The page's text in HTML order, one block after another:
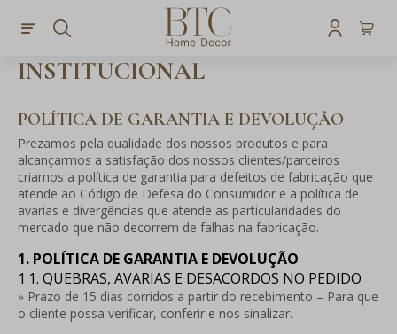
INSTITUCIONAL
POLÍTICA DE GARANTIA E DEVOLUÇÃO
Prezamos pela qualidade dos nossos produtos e para
alcançarmos a satisfação dos nossos clientes/parceiros
criamos a política de garantia para defeitos de fabricação que
atende ao Código de Defesa do Consumidor e a política de
avarias e divergências que atende as particularidades do
mercado que não decorrem de falhas na fabricação.
1. POLÍTICA DE GARANTIA E DEVOLUÇÃO
1.1. QUEBRAS, AVARIAS E DESACORDOS NO PEDIDO
» Prazo de 15 dias corridos a partir do recebimento – Para que
o cliente possa verificar, conferir e nos sinalizar.